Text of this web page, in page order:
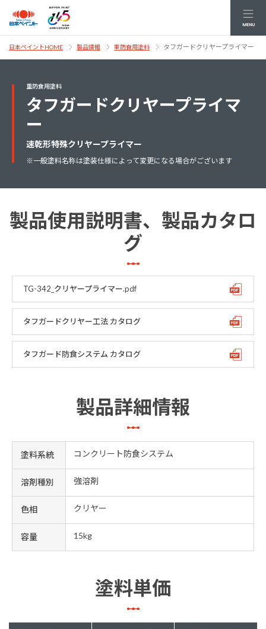
MENU
日本ペイントHOME 製品情報 重防食用塗料 タフガードクリヤープライマー
重防食用塗料
タフガードクリヤープライマ
ー
速乾形特殊クリヤープライマー
※一般塗料名称は塗装仕様によって変更になる場合がございます
製品使用説明書、製品カタロ
グ
TG-342_クリヤープライマー.pdf
タフガードクリヤー工法 カタログ
タフガード防食システム カタログ
製品詳細情報
塗料系統 コンクリート防食システム
溶剤種別 強溶剤
色相 クリヤー
容量 15kg
塗料単価